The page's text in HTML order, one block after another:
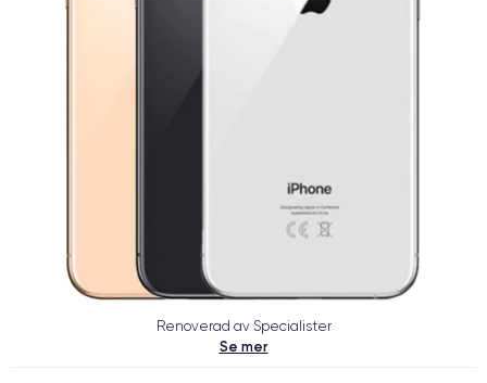
Renoverad av Specialister
Se mer